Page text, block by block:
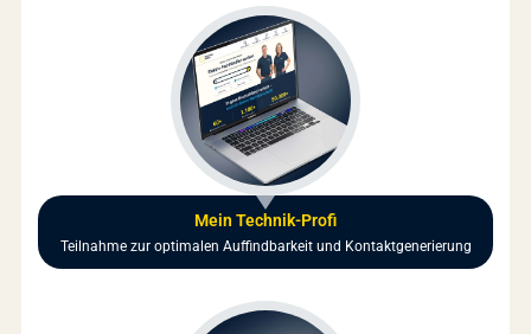
Mein Technik-Profi
Teilnahme zur optimalen Auffindbarkeit und Kontaktgenerierung